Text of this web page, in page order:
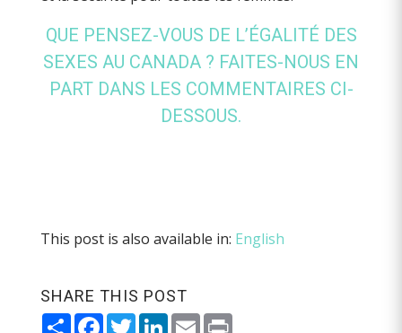
QUE PENSEZ-VOUS DE L’ÉGALITÉ DES
SEXES AU CANADA ? FAITES-NOUS EN
PART DANS LES COMMENTAIRES CI-
DESSOUS.
This post is also available in: English
SHARE THIS POST
ShareFacebook
TwitterLinkedIn
EmailPrint